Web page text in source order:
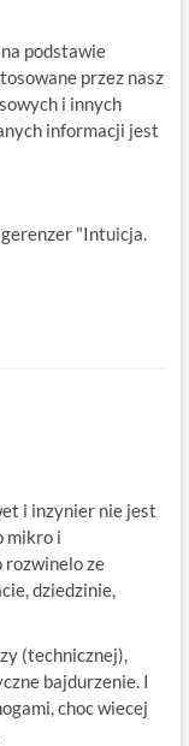
podstawie
przez nasz
i innych
informacji jest
"Intuicja.
i inzynier nie jest
mikro i
rozwinelo ze
dziedzinie,
(technicznej),
bajdurzenie. I
choc wiecej